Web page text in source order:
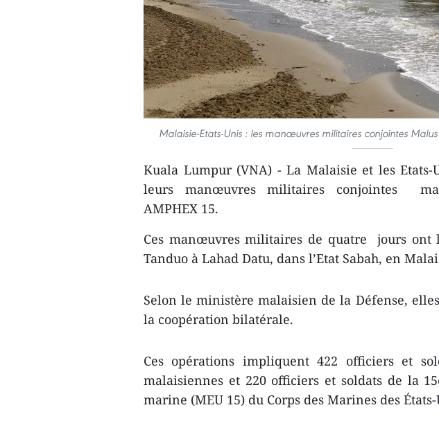
Malaisie-Etats-Unis : les manœuvres militaires conjointes
Kuala Lumpur (VNA) - La Malaisie et les Etats-
leurs manœuvres militaires conjointes
AMPHEX 15.
Ces manœuvres militaires ​de quatre jours ont
Tanduo à Lahad Datu, dans l’Etat Sabah, en
Selon le ministère malaisien de la Défense,
la coopération bilatérale.
Ces opérations impliquent 422 officiers et
malaisiennes et 220 officiers et soldats de la
marine (MEU 15) du Corps des Marines des États-